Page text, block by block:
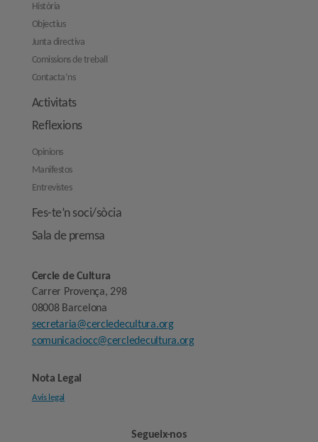
Història
Objectius
Junta directiva
Comissions de treball
Contacta’ns
Activitats
Reflexions
Opinions
Manifestos
Entrevistes
Fes-te’n soci/sòcia
Sala de premsa
Cercle de Cultura
Carrer Provença, 298
08008 Barcelona
secretaria@cercledecultura.org
comunicaciocc@cercledecultura.org
Nota Legal
Avís legal
Segueix-nos